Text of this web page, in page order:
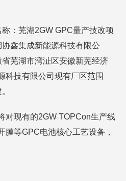
：芜湖2GW GPC量产技改项
鑫集成新能源科技有限公
芜湖市湾沚区安徽新芜经济
科技有限公司现有厂区范围
对现有的2GW TOPCon生产线
膜等GPC电池核心工艺设备，